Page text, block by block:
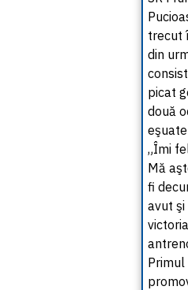
trecut
din
picat
două
„Îmi
Mă
fi
avut